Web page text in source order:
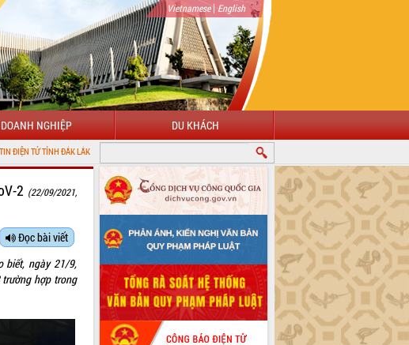
Vietnamese| English
DOANH NGHIỆP DU KHÁCH
LẮK
2 (22/09/2021,
Đọc bài viết
biết, ngày 21/9,
hợp trong